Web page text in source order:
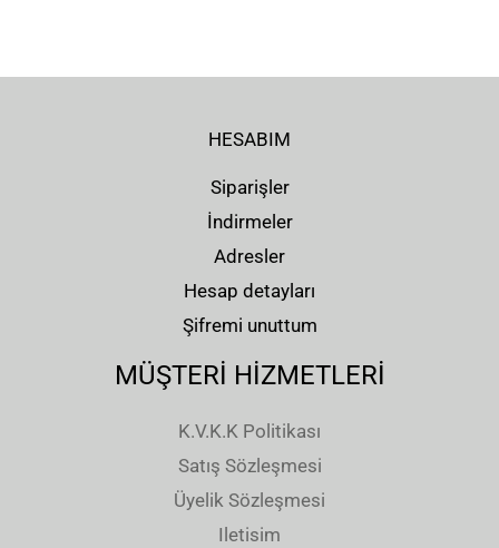
HESABIM
Siparişler
İndirmeler
Adresler
Hesap detayları
Şifremi unuttum
MÜŞTERİ HİZMETLERİ
K.V.K.K Politikası
Satış Sözleşmesi
Üyelik Sözleşmesi
Iletisim